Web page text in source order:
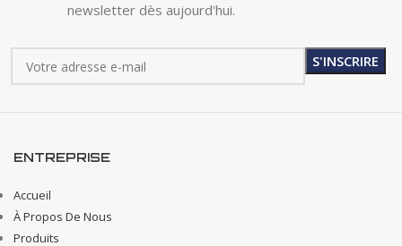
newsletter dès aujourd'hui.
ENTREPRISE
Accueil
À Propos De Nous
Produits